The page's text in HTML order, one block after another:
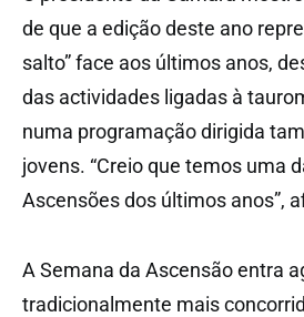
de que a edição deste ano
salto” face aos últimos anos,
das actividades ligadas à
numa programação dirigida
jovens. “Creio que temos uma
Ascensões dos últimos anos”,
A Semana da Ascensão entra
tradicionalmente mais